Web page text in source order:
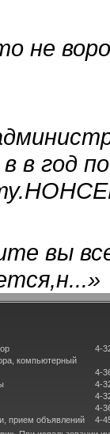
не
в год
вы
»
компьютерный
прием объявлений
4-
4-
4-
4-
4-
4-